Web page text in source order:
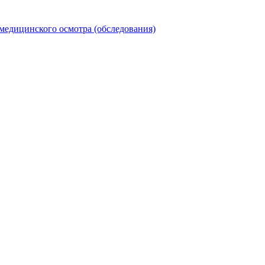
осмотра (обследования)